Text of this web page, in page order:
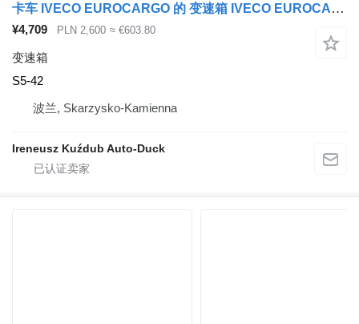
卡车 IVECO EUROCARGO 的 变速箱 IVECO EUROCARGO S5-42
¥4,709 PLN 2,600 ≈ €603.80
变速箱
S5-42
波兰, Skarzysko-Kamienna
Ireneusz Kuźdub Auto-Duck